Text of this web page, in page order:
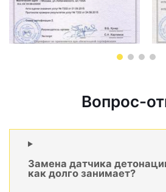
Вопрос-
Замена датчика
как долго занимает?